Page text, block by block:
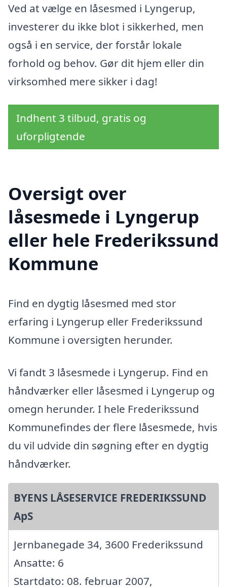
Ved at vælge en låsesmed i Lyngerup,
investerer du ikke blot i sikkerhed, men
også i en service, der forstår lokale
forhold og behov. Gør dit hjem eller din
virksomhed mere sikker i dag!
Indhent 3 tilbud, gratis og
uforpligtende
Oversigt over
låsesmede i Lyngerup
eller hele Frederikssund
Kommune
Find en dygtig låsesmed med stor
erfaring i Lyngerup eller Frederikssund
Kommune i oversigten herunder.
Vi fandt 3 låsesmede i Lyngerup. Find en
håndværker eller låsesmed i Lyngerup og
omegn herunder. I hele Frederikssund
Kommunefindes der flere låsesmede, hvis
du vil udvide din søgning efter en dygtig
håndværker.
BYENS LÅSESERVICE FREDERIKSSUND
ApS
Jernbanegade 34, 3600 Frederikssund
Ansatte: 6
Startdato: 08. februar 2007,